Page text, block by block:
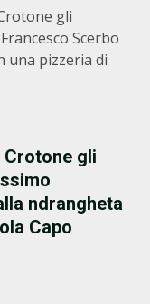
gli
Scerbo
una pizzeria di
gli
ndrangheta
Capo